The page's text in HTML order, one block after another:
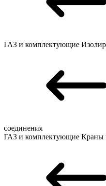
ГАЗ и комплектующие
соединения
ГАЗ и комплектующие Краны